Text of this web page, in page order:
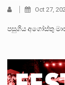
Oct 27,
පසුගිය අගෝස්තු